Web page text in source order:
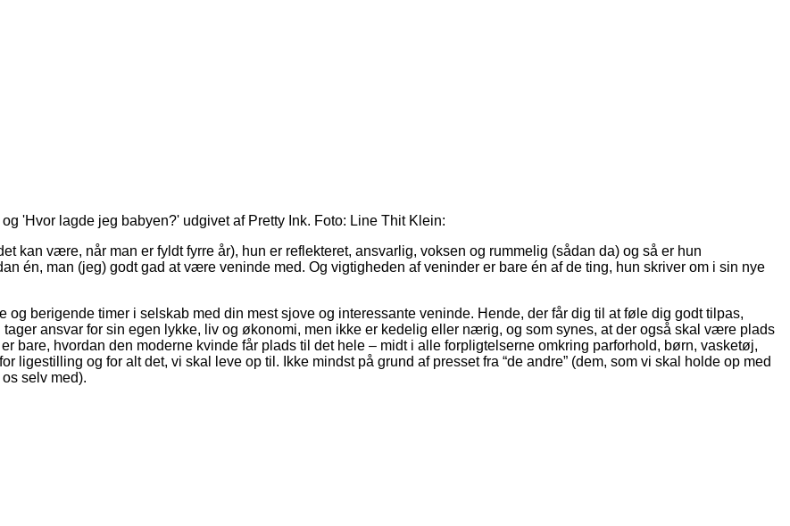
kan være, når man er fyldt fyrre år), hun er reflekteret, ansvarlig, voksen og rummelig (sådan da) og så er hun
én, man (jeg) godt gad at være veninde med. Og vigtigheden af veninder er bare én af de ting, hun skriver om i sin nye
og berigende timer i selskab med din mest sjove og interessante veninde. Hende, der får dig til at føle dig godt tilpas,
ansvar for sin egen lykke, liv og økonomi, men ikke er kedelig eller nærig, og som synes, at der også skal være plads
bare, hvordan den moderne kvinde får plads til det hele – midt i alle forpligtelserne omkring parforhold, børn, vasketøj,
ligestilling og for alt det, vi skal leve op til. Ikke mindst på grund af presset fra “de andre” (dem, som vi skal holde op med
selv med).